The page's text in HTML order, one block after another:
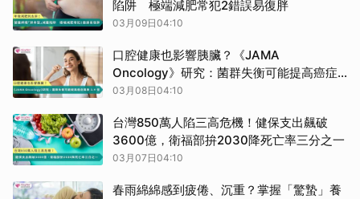
陷阱 極端減肥常犯2錯誤易復胖
03月09日04:10
口腔健康也影響胰臟？《JAMA
Oncology》研究：菌群失衡可能提高癌症
風險 3.4 倍
03月08日04:10
台灣850萬人陷三高危機！健保支出飆破
3600億，衛福部拚2030降死亡率三分之一
03月07日04:10
春雨綿綿感到疲倦、沉重？掌握「驚蟄」養